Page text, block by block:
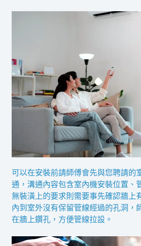
可以在安裝前請師傅會先與您聘請的
通，溝通內容包含室內機安裝位置、
無裝潢上的要求則需要事先確認牆上
內到室外沒有保留管線經過的孔洞，
在牆上鑽孔，方便管線拉設。